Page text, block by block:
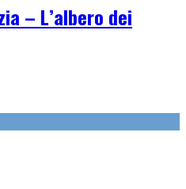
– L’albero dei